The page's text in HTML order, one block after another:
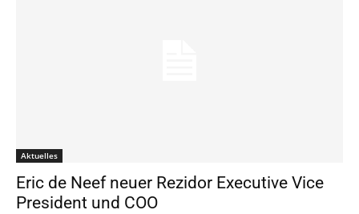
Aktuelles
Eric de Neef neuer Rezidor Executive Vice
President und COO